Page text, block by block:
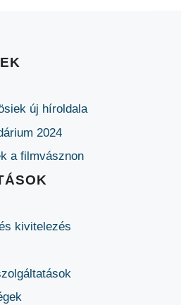
új híroldala
2024
a filmvásznon
kivitelezés